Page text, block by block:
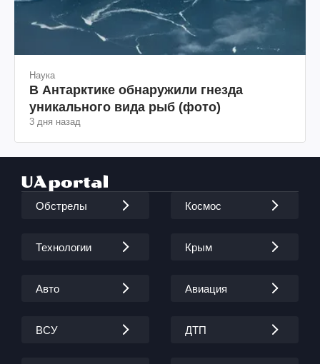
Наука
В Антарктике обнаружили гнезда
уникального вида рыб (фото)
3 дня назад
Обстрелы Космос
Технологии Крым
Авто Авиация
ВСУ ДТП